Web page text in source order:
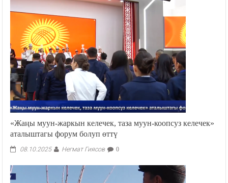
«Жаңы муун-жаркын келечек, таза муун-коопсуз келечек»
аталыштагы форум болуп өттү
08.10.2025 Негмат Гиясов 0